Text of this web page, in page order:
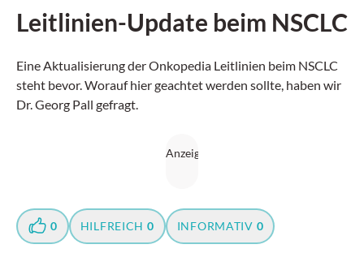
Leitlinien-Update beim NSCLC
Eine Aktualisierung der Onkopedia Leitlinien beim NSCLC
steht bevor. Worauf hier geachtet werden sollte, haben wir
Dr. Georg Pall gefragt.
0 HILFREICH 0 INFORMATIV 0